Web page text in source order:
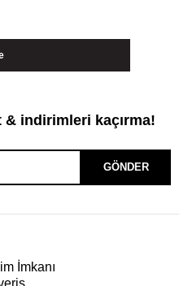
& indirimleri kaçırma!
GÖNDER
İmkanı